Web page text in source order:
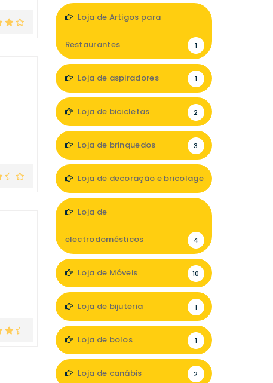
Loja de Artigos para
Restaurantes 1
Loja de aspiradores 1
Loja de bicicletas 2
Loja de brinquedos 3
Loja de decoração e bricolage
Loja de
electrodomésticos 4
Loja de Móveis 10
Loja de bijuteria 1
Loja de bolos 1
Loja de canábis 2